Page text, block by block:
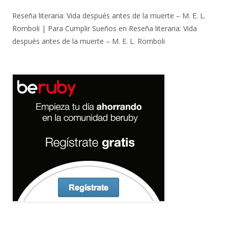
Reseña literaria: Vida después antes de la muerte – M. E. L.
Romboli | Para Cumplir Sueños en Reseña literaria: Vida
después antes de la muerte – M. E. L. Romboli